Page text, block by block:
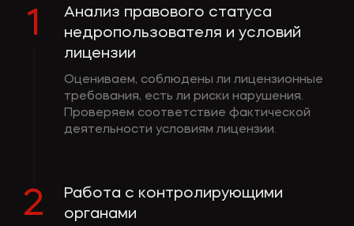
1
Анализ правового статуса
недропользователя и условий
лицензии
Оцениваем, соблюдены ли лицензионные
требования, есть ли риски нарушения.
Проверяем соответствие фактической
деятельности условиям лицензии.
2
Работа с контролирующими
органами